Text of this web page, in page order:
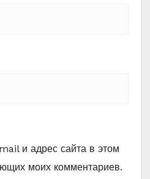
и адрес сайта в этом
моих комментариев.